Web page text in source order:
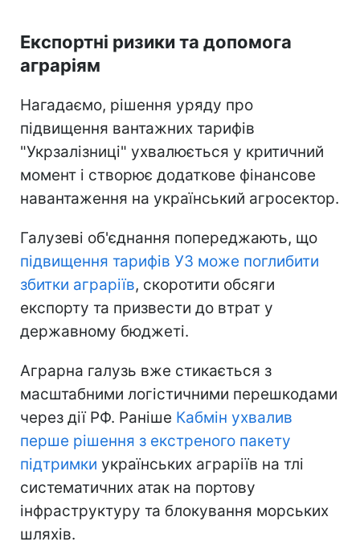
Експортні ризики та допомога
аграріям
Нагадаємо, рішення уряду про
підвищення вантажних тарифів
"Укрзалізниці" ухвалюється у критичний
момент і створює додаткове фінансове
навантаження на український агросектор.
Галузеві об'єднання попереджають, що
підвищення тарифів УЗ може поглибити
збитки аграріїв, скоротити обсяги
експорту та призвести до втрат у
державному бюджеті.
Аграрна галузь вже стикається з
масштабними логістичними перешкодами
через дії РФ. Раніше Кабмін ухвалив
перше рішення з екстреного пакету
підтримки українських аграріїв на тлі
систематичних атак на портову
інфраструктуру та блокування морських
шляхів.